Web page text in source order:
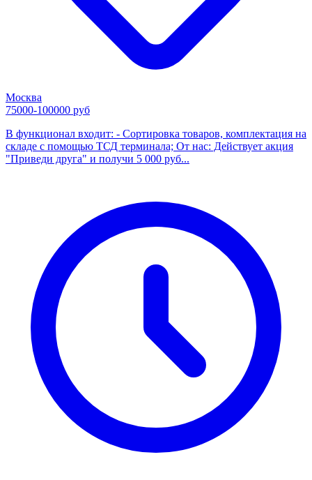
Москва
75000-100000 руб
В функционал входит: - Сортировка товаров, комплектация на
складе с помощью ТСД терминала; От нас: Действует акция
"Приведи друга" и получи 5 000 руб...